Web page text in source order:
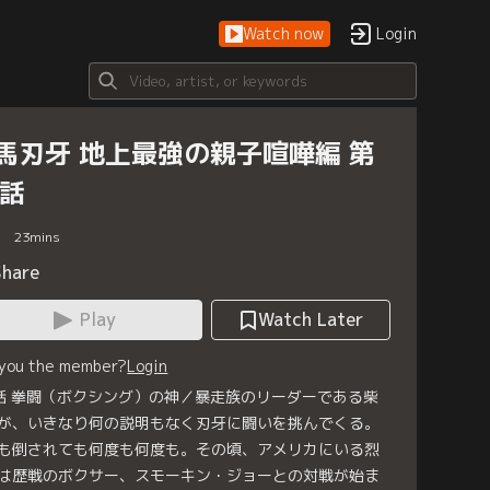
Watch now Login
刃牙 地上最強の親子喧嘩編 第
23mins
Play
Watch Later
the member?Login
拳闘（ボクシング）の神／暴走族のリーダーである柴
、いきなり何の説明もなく刃牙に闘いを挑んでくる。
倒されても何度も何度も。その頃、アメリカにいる烈
歴戦のボクサー、スモーキン・ジョーとの対戦が始ま